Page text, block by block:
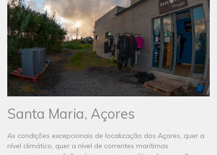
Santa Maria, Açores
As condições excepcionais de localização dos Açores, quer a
nível climático, quer a nível de correntes marítimas